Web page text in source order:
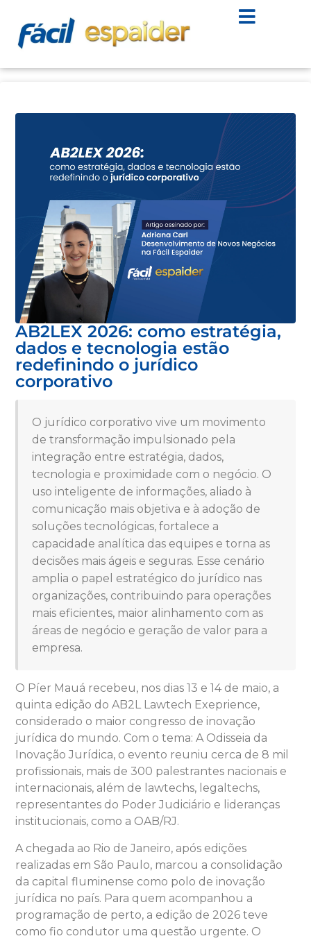
AB2LEX 2026: como estratégia,
dados e tecnologia estão
redefinindo o jurídico
corporativo
O jurídico corporativo vive um movimento
de transformação impulsionado pela
integração entre estratégia, dados,
tecnologia e proximidade com o negócio. O
uso inteligente de informações, aliado à
comunicação mais objetiva e à adoção de
soluções tecnológicas, fortalece a
capacidade analítica das equipes e torna as
decisões mais ágeis e seguras. Esse cenário
amplia o papel estratégico do jurídico nas
organizações, contribuindo para operações
mais eficientes, maior alinhamento com as
áreas de negócio e geração de valor para a
empresa.
O Píer Mauá recebeu, nos dias 13 e 14 de maio, a
quinta edição do AB2L Lawtech Exeprience,
considerado o maior congresso de inovação
jurídica do mundo. Com o tema: A Odisseia da
Inovação Jurídica, o evento reuniu cerca de 8 mil
profissionais, mais de 300 palestrantes nacionais e
internacionais, além de lawtechs, legaltechs,
representantes do Poder Judiciário e lideranças
institucionais, como a OAB/RJ.
A chegada ao Rio de Janeiro, após edições
realizadas em São Paulo, marcou a consolidação
da capital fluminense como polo de inovação
jurídica no país. Para quem acompanhou a
programação de perto, a edição de 2026 teve
como fio condutor uma questão urgente. O